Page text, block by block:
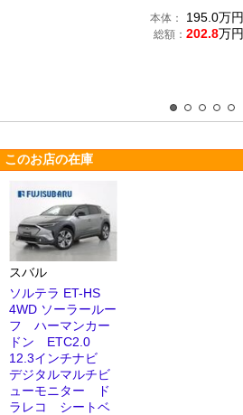
本体： 195.0万円
総額： 202.8万円
このお店の在庫
スバル
ソルテラ ET-HS
4WD ソーラールー
フ ハーマンカー
ドン ETC2.0
12.3インチナビ
デジタルマルチビ
ューモニター ド
ラレコ シートベ